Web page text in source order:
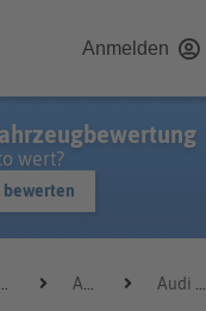
Anmelden
wert?
bewerten
Audi Audi A8